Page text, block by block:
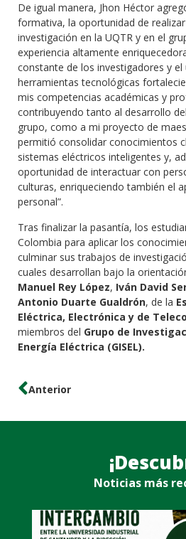
De igual manera, Jhon Héctor
formativa, la oportunidad de
investigación en la UQTR y en el
experiencia altamente
constante de los investigadores y el
herramientas tecnológicas
mis competencias académicas y
contribuyendo tanto al desarrollo
grupo, como a mi proyecto de
permitió consolidar conocimientos
sistemas eléctricos inteligentes y,
oportunidad de interactuar con
culturas, enriqueciendo también el
personal”.
Tras finalizar la pasantía, los
Colombia para aplicar los
culminar sus trabajos de
cuales desarrollan bajo la
Manuel Rey López, Iván David
Antonio Duarte Gualdrón, de la
Eléctrica, Electrónica y de
miembros del Grupo de
Energía Eléctrica (GISEL).
Anterior
Noticias más